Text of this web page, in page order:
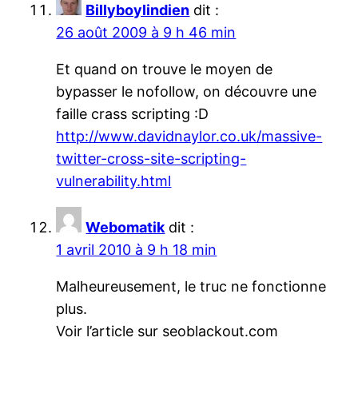
Billyboylindien dit :
26 août 2009 à 9 h 46 min
Et quand on trouve le moyen de
bypasser le nofollow, on découvre une
faille crass scripting :D
http://www.davidnaylor.co.uk/massive-
twitter-cross-site-scripting-
vulnerability.html
Webomatik dit :
1 avril 2010 à 9 h 18 min
Malheureusement, le truc ne fonctionne
plus.
Voir l’article sur seoblackout.com